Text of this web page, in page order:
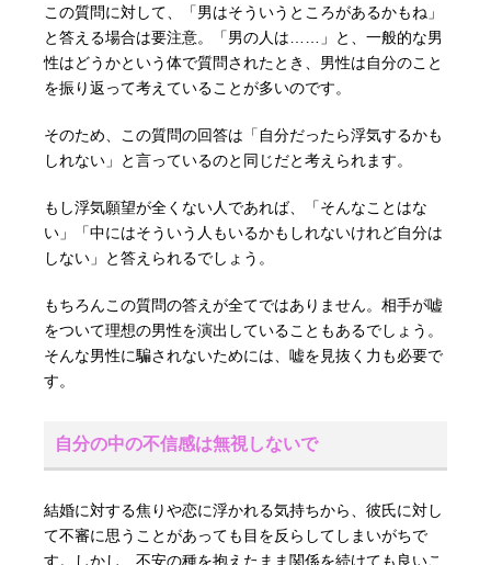
この質問に対して、「男はそういうところがあるかもね」
と答える場合は要注意。「男の人は……」と、一般的な男
性はどうかという体で質問されたとき、男性は自分のこと
を振り返って考えていることが多いのです。
そのため、この質問の回答は「自分だったら浮気するかも
しれない」と言っているのと同じだと考えられます。
もし浮気願望が全くない人であれば、「そんなことはな
い」「中にはそういう人もいるかもしれないけれど自分は
しない」と答えられるでしょう。
もちろんこの質問の答えが全てではありません。相手が嘘
をついて理想の男性を演出していることもあるでしょう。
そんな男性に騙されないためには、嘘を見抜く力も必要で
す。
自分の中の不信感は無視しないで
結婚に対する焦りや恋に浮かれる気持ちから、彼氏に対し
て不審に思うことがあっても目を反らしてしまいがちで
す。しかし、不安の種を抱えたまま関係を続けても良いこ